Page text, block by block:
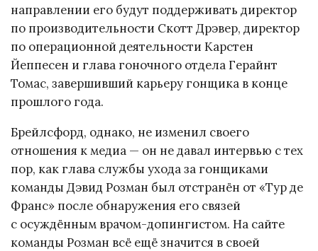
направлении его будут поддерживать директор
по производительности Скотт Дрэвер, директор
по операционной деятельности Карстен
Йеппесен и глава гоночного отдела Герайнт
Томас, завершивший карьеру гонщика в конце
прошлого года.
Брейлсфорд, однако, не изменил своего
отношения к медиа — он не давал интервью с тех
пор, как глава службы ухода за гонщиками
команды Дэвид Розман был отстранён от «Тур де
Франс» после обнаружения его связей
с осуждённым врачом-допингистом. На сайте
команды Розман всё ещё значится в своей